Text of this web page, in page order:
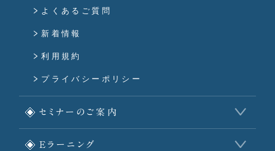
よくあるご質問
新着情報
利用規約
プライバシーポリシー
セミナーのご案内
Eラーニング